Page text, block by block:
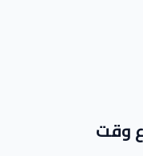
وقت